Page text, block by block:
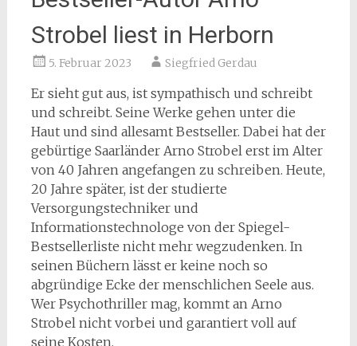
Strobel liest in Herborn
5. Februar 2023 Siegfried Gerdau
Er sieht gut aus, ist sympathisch und schreibt
und schreibt. Seine Werke gehen unter die
Haut und sind allesamt Bestseller. Dabei hat der
gebürtige Saarländer Arno Strobel erst im Alter
von 40 Jahren angefangen zu schreiben. Heute,
20 Jahre später, ist der studierte
Versorgungstechniker und
Informationstechnologe von der Spiegel-
Bestsellerliste nicht mehr wegzudenken. In
seinen Büchern lässt er keine noch so
abgründige Ecke der menschlichen Seele aus.
Wer Psychothriller mag, kommt an Arno
Strobel nicht vorbei und garantiert voll auf
seine Kosten.